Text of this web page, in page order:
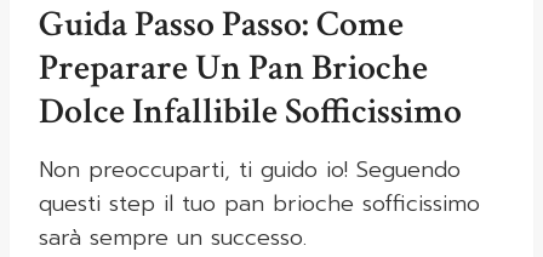
Guida Passo Passo: Come
Preparare Un Pan Brioche
Dolce Infallibile Sofficissimo
Non preoccuparti, ti guido io! Seguendo
questi step il tuo pan brioche sofficissimo
sarà sempre un successo.